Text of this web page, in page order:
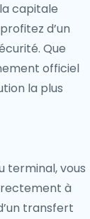
capitale
d’un
Que
officiel
la plus
terminal, vous
à
transfert